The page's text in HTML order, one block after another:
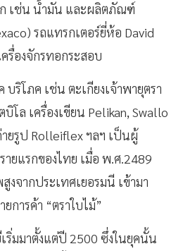
เช่น น้ำมัน และผลิตภัณฑ์
รถแทรกเตอร์ยี่ห้อ David
รื่องจักรทอกระสอบ
ริโภค เช่น ตะเกียงเจ้าพายุตรา
โล เครื่องเขียน Pelikan, Swallo
ยรูป Rolleiflex ฯลฯ เป็นผู้
ยแรกของไทย เมื่อ พ.ศ.2489
จากประเทศเยอรมนี เข้ามา
การค้า “ตราใบไม้”
ริ่มมาตั้งแต่ปี 2500 ซึ่งในยุคนั้น